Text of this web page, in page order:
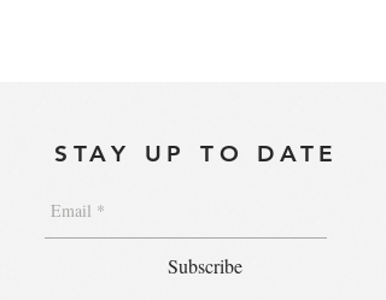
STAY UP TO DATE
Subscribe